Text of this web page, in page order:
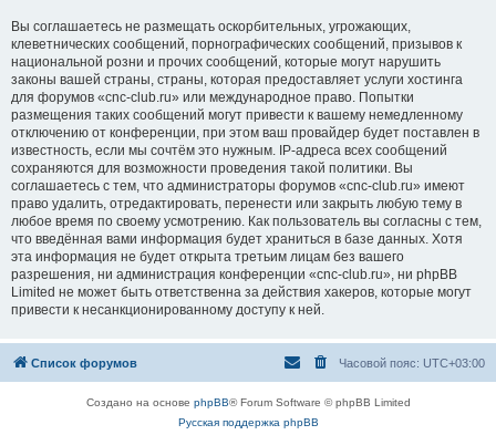
Вы соглашаетесь не размещать оскорбительных, угрожающих,
клеветнических сообщений, порнографических сообщений, призывов к
национальной розни и прочих сообщений, которые могут нарушить
законы вашей страны, страны, которая предоставляет услуги хостинга
для форумов «cnc-club.ru» или международное право. Попытки
размещения таких сообщений могут привести к вашему немедленному
отключению от конференции, при этом ваш провайдер будет поставлен в
известность, если мы сочтём это нужным. IP-адреса всех сообщений
сохраняются для возможности проведения такой политики. Вы
соглашаетесь с тем, что администраторы форумов «cnc-club.ru» имеют
право удалить, отредактировать, перенести или закрыть любую тему в
любое время по своему усмотрению. Как пользователь вы согласны с тем,
что введённая вами информация будет храниться в базе данных. Хотя
эта информация не будет открыта третьим лицам без вашего
разрешения, ни администрация конференции «cnc-club.ru», ни phpBB
Limited не может быть ответственна за действия хакеров, которые могут
привести к несанкционированному доступу к ней.
Список форумов Часовой пояс: UTC+03:00
Создано на основе phpBB® Forum Software © phpBB Limited
Русская поддержка phpBB